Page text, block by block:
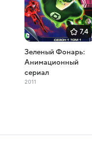
7,4
Зеленый Фонарь:
Анимационный
сериал
2011